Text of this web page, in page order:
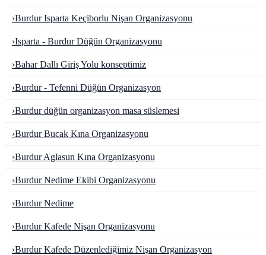
›Burdur Isparta Keçiborlu Nişan Organizasyonu
›Isparta - Burdur Düğün Organizasyonu
›Bahar Dallı Giriş Yolu konseptimiz
›Burdur - Tefenni Düğün Organizasyon
›Burdur düğün organizasyon masa süslemesi
›Burdur Bucak Kına Organizasyonu
›Burdur Aglasun Kına Organizasyonu
›Burdur Nedime Ekibi Organizasyonu
›Burdur Nedime
›Burdur Kafede Nişan Organizasyonu
›Burdur Kafede Düzenlediğimiz Nişan Organizasyon